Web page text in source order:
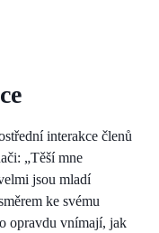
interakce členů
„Těší mne
jsou mladí
ke svému
opravdu vnímají, jak